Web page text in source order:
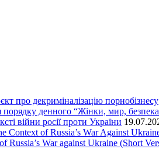
про декриміналізацію порнобізнесу
порядку денного “Жінки, мир,
війни росії проти України
of Russia’s War Against
War against Ukraine (Short